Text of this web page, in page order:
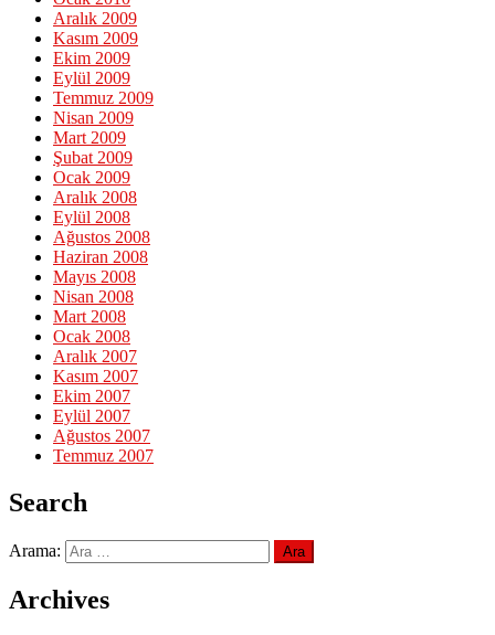
Aralık 2009
Kasım 2009
Ekim 2009
Eylül 2009
Temmuz 2009
Nisan 2009
Mart 2009
Şubat 2009
Ocak 2009
Aralık 2008
Eylül 2008
Ağustos 2008
Haziran 2008
Mayıs 2008
Nisan 2008
Mart 2008
Ocak 2008
Aralık 2007
Kasım 2007
Ekim 2007
Eylül 2007
Ağustos 2007
Temmuz 2007
Search
Arama:
Archives